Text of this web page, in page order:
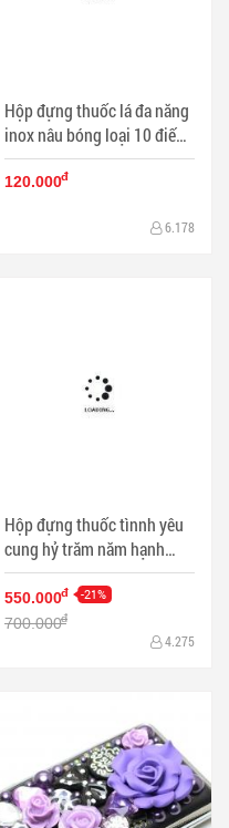
Hộp đựng thuốc lá đa năng
inox nâu bóng loại 10 điếu -
Mã SP: BL09076
120.000đ
6.178
Hộp đựng thuốc tìnnh yêu
cung hỷ trăm năm hạnh
phúc loại 16 điếu - Mã SP:
BL09039
550.000đ -21%
700.000đ
4.275